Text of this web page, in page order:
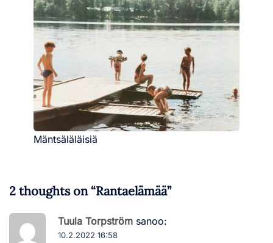
Mäntsäläläisiä
2 thoughts on “Rantaelämää”
Tuula Torpström sanoo:
10.2.2022 16:58